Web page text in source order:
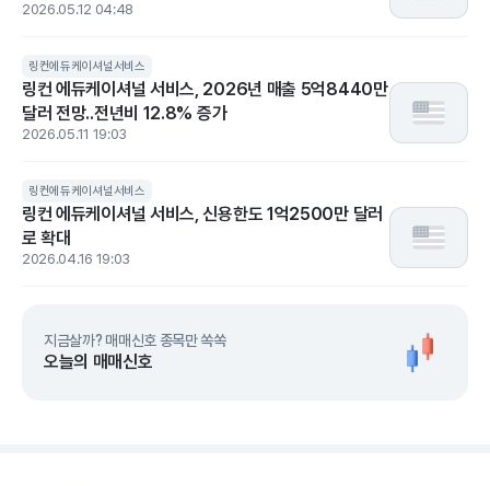
2026.05.12 04:48
링컨에듀케이셔널서비스
링컨 에듀케이셔널 서비스, 2026년 매출 5억8440만
달러 전망..전년비 12.8% 증가
2026.05.11 19:03
링컨에듀케이셔널서비스
링컨 에듀케이셔널 서비스, 신용한도 1억2500만 달러
로 확대
2026.04.16 19:03
지금살까? 매매신호 종목만 쏙쏙
오늘의 매매신호